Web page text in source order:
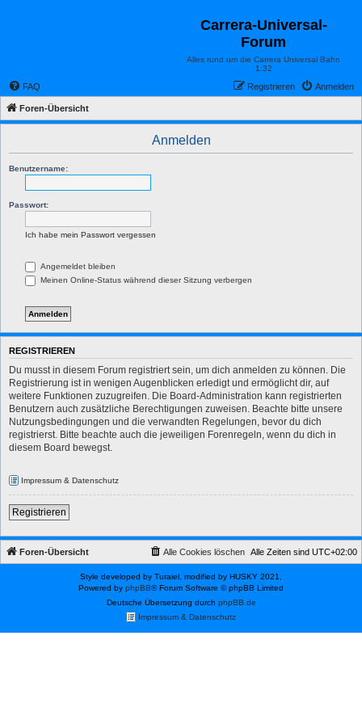
Carrera-Universal-
Forum
Alles rund um die Carrera Universal Bahn
1:32
FAQ Anmelden
Registrieren
Foren-Übersicht
Anmelden
Benutzername:
Passwort:
Ich habe mein Passwort vergessen
Angemeldet bleiben
Meinen Online-Status während dieser Sitzung verbergen
REGISTRIEREN
Du musst in diesem Forum registriert sein, um dich anmelden zu können. Die
Registrierung ist in wenigen Augenblicken erledigt und ermöglicht dir, auf
weitere Funktionen zuzugreifen. Die Board-Administration kann registrierten
Benutzern auch zusätzliche Berechtigungen zuweisen. Beachte bitte unsere
Nutzungsbedingungen und die verwandten Regelungen, bevor du dich
registrierst. Bitte beachte auch die jeweiligen Forenregeln, wenn du dich in
diesem Board bewegst.
Impressum & Datenschutz
Registrieren
Foren-Übersicht Alle Zeiten sind UTC+02:00
Alle Cookies löschen
Style developed by Turaiel, modified by HUSKY 2021,
Powered by phpBB® Forum Software © phpBB Limited
Deutsche Übersetzung durch phpBB.de
Impressum & Datenschutz